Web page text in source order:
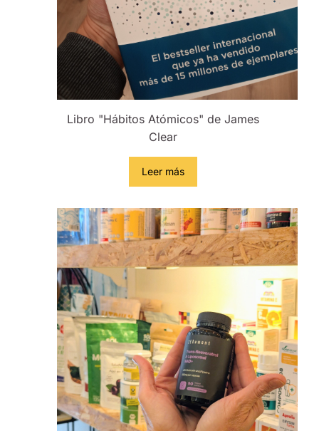
Libro "Hábitos Atómicos" de James
Clear
Leer más